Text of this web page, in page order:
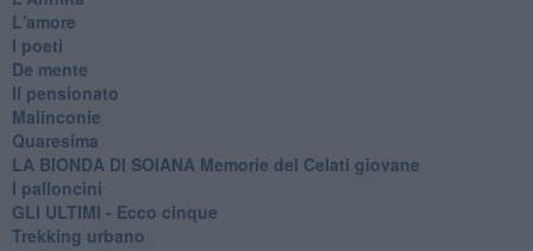
L'amore
I poeti
De mente
Il pensionato
Malinconie
Quaresima
LA BIONDA DI SOIANA Memorie del Celati giovane
I palloncini
GLI ULTIMI - Ecco cinque
Trekking urbano